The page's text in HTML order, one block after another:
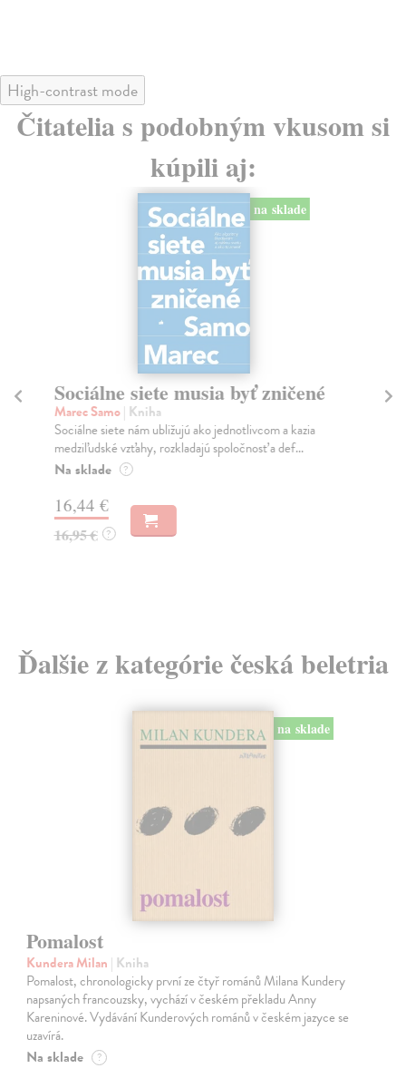
High-contrast mode
Čitatelia s podobným vkusom si
kúpili aj:
na sklade
Sociálne siete musia byť zničené
Marec Samo| Kniha
Sociálne siete nám ubližujú ako jednotlivcom a kazia
medziľudské vzťahy, rozkladajú spoločnosť a def...
Na sklade ?
16,44 €
16,95 € ?
Ďalšie z kategórie česká beletria
na sklade
Pomalost
Kundera Milan | Kniha
Pomalost, chronologicky první ze čtyř románů Milana Kundery
napsaných francouzsky, vychází v českém překladu Anny
Kareninové. Vydávání Kunderových románů v českém jazyce se
uzavírá.
Na sklade ?